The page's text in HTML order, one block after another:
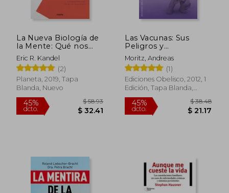
La Nueva Biología de
la Mente: Qué nos
Dicen los Trastornos
Cerebrales Sobre
Nosotros Mismos
(Contextos)
Eric R. Kandel
(2)
Planeta, 2019, Tapa
Blanda, Nuevo
Las Vacunas: Sus
Peligros y
Consecencias = The
Vaccines
Moritz, Andreas
(1)
Ediciones Obelisco, 2012, 1
Edición, Tapa Blanda,
Nuevo